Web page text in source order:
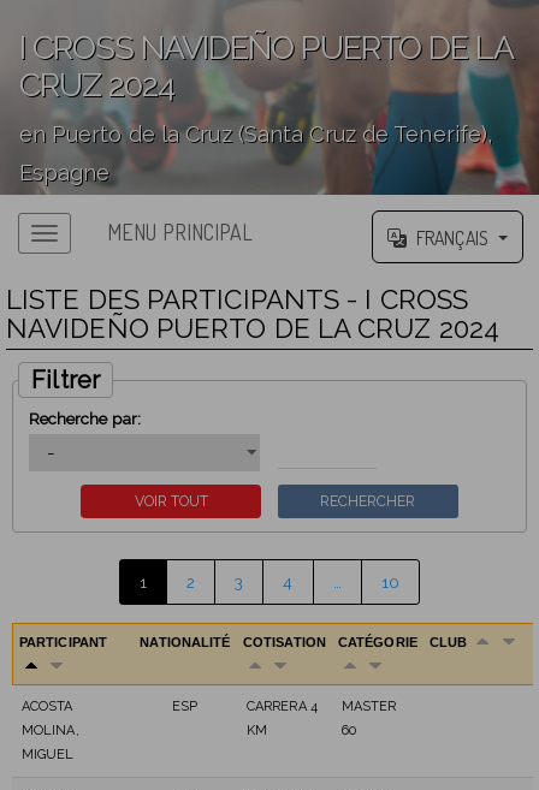
I CROSS NAVIDEÑO PUERTO DE LA
CRUZ 2024
en Puerto de la Cruz (Santa Cruz de Tenerife),
Espagne
MENU PRINCIPAL FRANÇAIS
LISTE DES PARTICIPANTS - I CROSS
NAVIDEÑO PUERTO DE LA CRUZ 2024
Filtrer
Recherche par:
1 2 3 4 10
PARTICIPANT NATIONALITÉ COTISATION CATÉGORIE CLUB
ACOSTA
MOLINA,
MIGUEL
ESP
CARRERA 4
KM
MASTER
60